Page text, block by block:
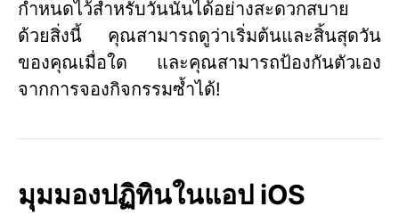
กำหนดไว้สำหรับวันนั้นได้อย่างสะดวกสบาย
ด้วยสิ่งนี้ คุณสามารถดูว่าเริ่มต้นและสิ้นสุดวัน
ของคุณเมื่อใด และคุณสามารถป้องกันตัวเอง
จากการจองกิจกรรมซ้ำได้!
มุมมองปฏิทินในแอป iOS